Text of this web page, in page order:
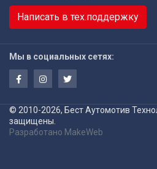
Написать в тех.поддержку
Мы в социальных сетях:
© 2010-2026, Бест Аутомотив
защищены.
Разработано MakeWeb